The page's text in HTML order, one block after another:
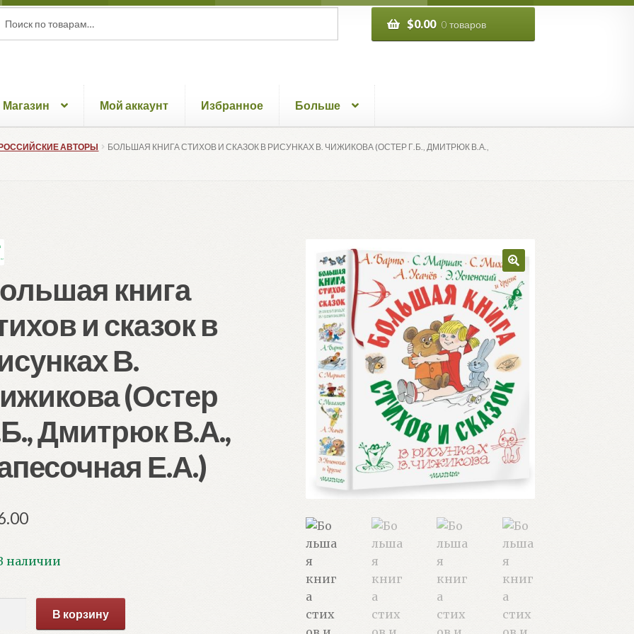
$0.00 0 товаров
Магазин Мой аккаунт Избранное Больше
АВТОРЫ БОЛЬШАЯ КНИГА СТИХОВ И СКАЗОК В РИСУНКАХ В. ЧИЖИКОВА (ОСТЕР Г.Б., ДМИТРЮК В.А.,
🔍
книга
и сказок в
В.
(Остер
Дмитрюк В.А.,
Е.А.)
наличии
В корзину